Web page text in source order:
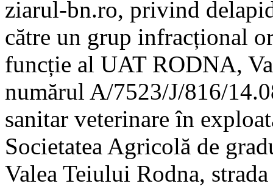
ziarul-bn.ro, privind
către un grup infracțional
funcție al UAT RODNA,
numărul A/7523/J/816/
sanitar veterinare în
Societatea Agricolă de
Valea Teiului Rodna,